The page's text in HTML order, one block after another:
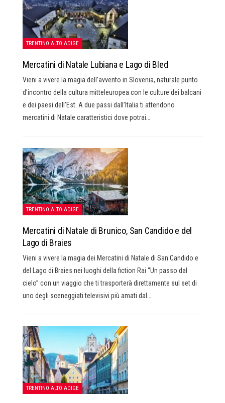
TRENTINO ALTO ADIGE
Mercatini di Natale Lubiana e Lago di Bled
Vieni a vivere la magia dell’avvento in Slovenia, naturale punto
d’incontro della cultura mitteleuropea con le culture dei balcani
e dei paesi dell’Est. A due passi dall’Italia ti attendono
mercatini di Natale caratteristici dove potrai…
TRENTINO ALTO ADIGE
Mercatini di Natale di Brunico, San Candido e del
Lago di Braies
Vieni a vivere la magia dei Mercatini di Natale di San Candido e
del Lago di Braies nei luoghi della fiction Rai “Un passo dal
cielo” con un viaggio che ti trasporterà direttamente sul set di
uno degli sceneggiati televisivi più amati dal…
TRENTINO ALTO ADIGE